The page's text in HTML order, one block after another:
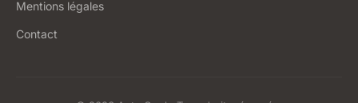
Mentions légales
Contact